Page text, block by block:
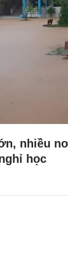
nhiều
học